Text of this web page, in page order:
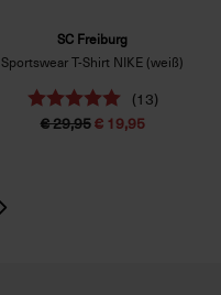
SC Freiburg
Sportswear T-Shirt NIKE (weiß)
(13)
€ 29,95€ 19,95